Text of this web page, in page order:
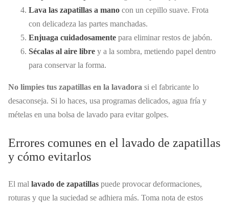
Lava las zapatillas a mano con un cepillo suave. Frota
con delicadeza las partes manchadas.
Enjuaga cuidadosamente para eliminar restos de jabón.
Sécalas al aire libre y a la sombra, metiendo papel dentro
para conservar la forma.
No limpies tus zapatillas en la lavadora si el fabricante lo
desaconseja. Si lo haces, usa programas delicados, agua fría y
mételas en una bolsa de lavado para evitar golpes.
Errores comunes en el lavado de zapatillas
y cómo evitarlos
El mal lavado de zapatillas puede provocar deformaciones,
roturas y que la suciedad se adhiera más. Toma nota de estos